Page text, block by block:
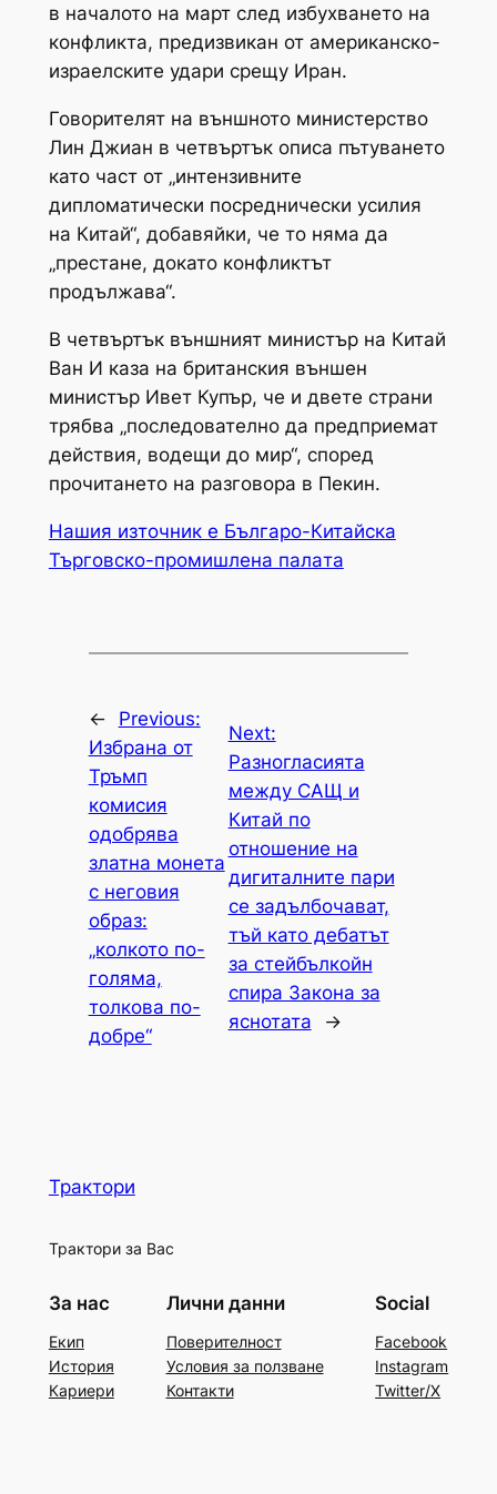
в началото на март след избухването на
конфликта, предизвикан от американско-
израелските удари срещу Иран.
Говорителят на външното министерство
Лин Джиан в четвъртък описа пътуването
като част от „интензивните
дипломатически посреднически усилия
на Китай“, добавяйки, че то няма да
„престане, докато конфликтът
продължава“.
В четвъртък външният министър на Китай
Ван И каза на британския външен
министър Ивет Купър, че и двете страни
трябва „последователно да предприемат
действия, водещи до мир“, според
прочитането на разговора в Пекин.
Нашия източник е Българо-Китайска
Търговско-промишлена палaта
←
Previous:
Избрана от
Тръмп
комисия
одобрява
златна монета
с неговия
образ:
„колкото по-
голяма,
толкова по-
добре“
Next:
Разногласията
между САЩ и
Китай по
отношение на
дигиталните пари
се задълбочават,
тъй като дебатът
за стейбълкойн
спира Закона за
яснотата
→
Трактори
Трактори за Вас
За нас
Екип
История
Кариери
Лични данни
Поверителност
Условия за ползване
Контакти
Social
Facebook
Instagram
Twitter/X